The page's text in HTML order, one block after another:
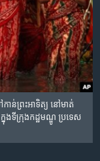
ន់​ព្រះ​អាទិត្យ​ នៅ​មាត់​
ង​ទីក្រុង​កដ្ឋមណ្ឌូ ប្រទេស​